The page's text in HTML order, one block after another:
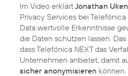
Im Video erklärt Jonathan
Privacy Services bei Telefónica
Data wertvolle Erkenntnisse
die Daten schützen lassen.
dass Telefónica NEXT das
Unternehmen anbietet, damit
sicher anonymisieren können.